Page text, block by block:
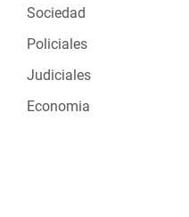
Sociedad
Policiales
Judiciales
Economia